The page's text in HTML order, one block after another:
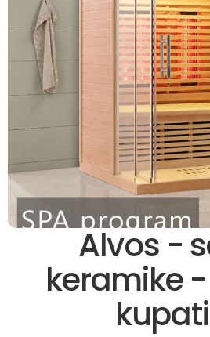
Alvos -
keramike